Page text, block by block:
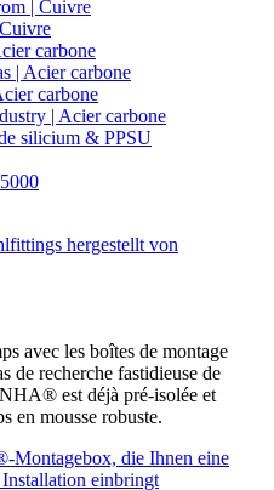
| Cuivre
carbone
| Acier carbone
carbone
| Acier carbone
silicium & PPSU
avec les boîtes de montage
recherche fastidieuse de
est déjà pré-isolée et
en mousse robuste.